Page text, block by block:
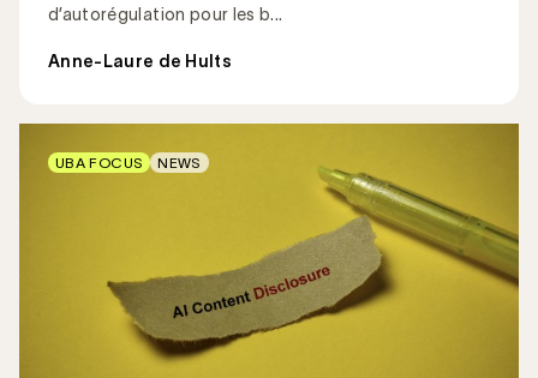
d’autorégulation pour les b...
Anne-Laure de Hults
UBA FOCUS NEWS